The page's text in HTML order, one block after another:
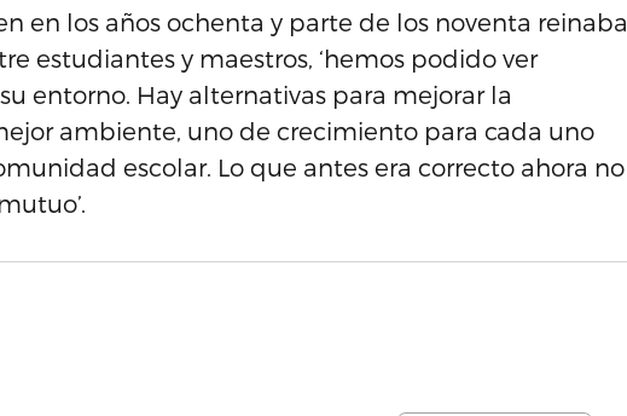
en los años ochenta y parte de los noventa reinaba
estudiantes y maestros, ‘hemos podido ver
entorno. Hay alternativas para mejorar la
ambiente, uno de crecimiento para cada uno
escolar. Lo que antes era correcto ahora no